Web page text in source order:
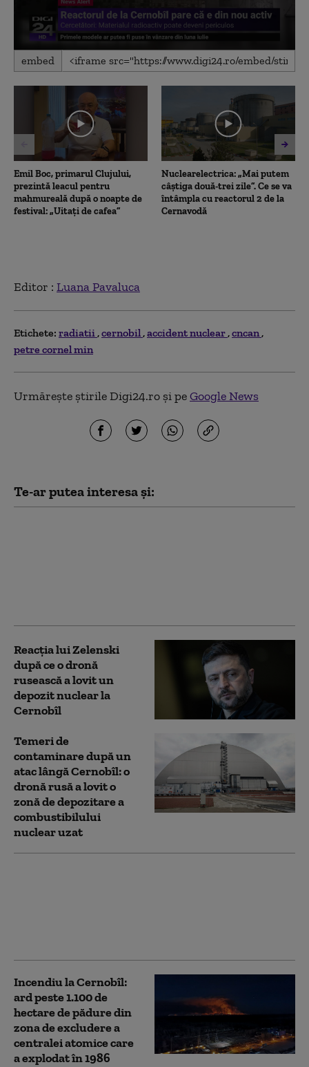
0
seconds
5
seconds
embed
Emil Boc, primarul Clujului,
prezintă leacul pentru
mahmureală după o noapte de
festival: „Uitați de cafea”
Nuclearelectrica: „Mai putem
câștiga două-trei zile”. Ce se va
întâmpla cu reactorul 2 de la
Cernavodă
Editor : Luana Pavaluca
Etichete: radiatii cernobil accident nuclear cncan
petre cornel min
Urmărește știrile Digi24.ro și peGoogle News
Te-ar putea interesa și:
Reacția lui Zelenski
după ce o dronă
rusească a lovit un
depozit nuclear la
Cernobîl
Temeri de
contaminare după un
atac lângă Cernobîl: o
dronă rusă a lovit o
zonă de depozitare a
combustibilului
nuclear uzat
Incendiu la Cernobîl:
ard peste 1.100 de
hectare de pădure din
zona de excludere a
centralei atomice care
a explodat în 1986